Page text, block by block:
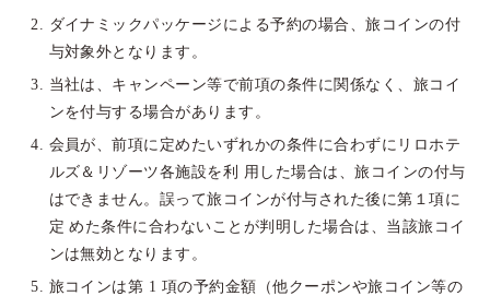
ダイナミックパッケージによる予約の場合、旅コインの付
与対象外となります。
当社は、キャンペーン等で前項の条件に関係なく、旅コイ
ンを付与する場合があります。
会員が、前項に定めたいずれかの条件に合わずにリロホテ
ルズ＆リゾーツ各施設を利 用した場合は、旅コインの付与
はできません。誤って旅コインが付与された後に第１項に
定 めた条件に合わないことが判明した場合は、当該旅コイ
ンは無効となります。
旅コインは第 1 項の予約金額（他クーポンや旅コイン等の